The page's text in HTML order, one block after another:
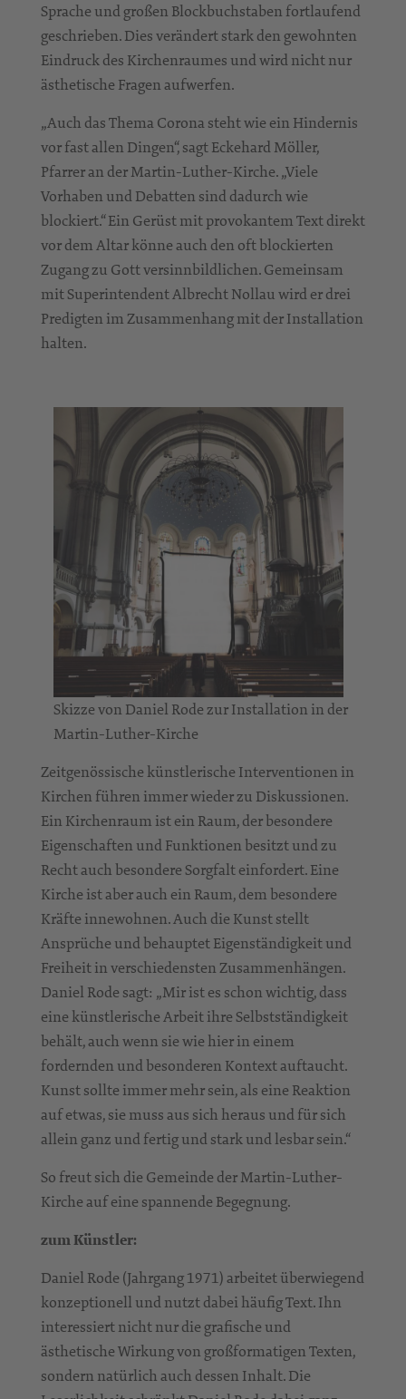
Sprache und großen Blockbuchstaben fortlaufend
geschrieben. Dies verändert stark den gewohnten
Eindruck des Kirchenraumes und wird nicht nur
ästhetische Fragen aufwerfen.
„Auch das Thema Corona steht wie ein Hindernis
vor fast allen Dingen“, sagt Eckehard Möller,
Pfarrer an der Martin-Luther-Kirche. „Viele
Vorhaben und Debatten sind dadurch wie
blockiert.“ Ein Gerüst mit provokantem Text direkt
vor dem Altar könne auch den oft blockierten
Zugang zu Gott versinnbildlichen. Gemeinsam
mit Superintendent Albrecht Nollau wird er drei
Predigten im Zusammenhang mit der Installation
halten.
Skizze von Daniel Rode zur Installation in der
Martin-Luther-Kirche
Zeitgenössische künstlerische Interventionen in
Kirchen führen immer wieder zu Diskussionen.
Ein Kirchenraum ist ein Raum, der besondere
Eigenschaften und Funktionen besitzt und zu
Recht auch besondere Sorgfalt einfordert. Eine
Kirche ist aber auch ein Raum, dem besondere
Kräfte innewohnen. Auch die Kunst stellt
Ansprüche und behauptet Eigenständigkeit und
Freiheit in verschiedensten Zusammenhängen.
Daniel Rode sagt: „Mir ist es schon wichtig, dass
eine künstlerische Arbeit ihre Selbstständigkeit
behält, auch wenn sie wie hier in einem
fordernden und besonderen Kontext auftaucht.
Kunst sollte immer mehr sein, als eine Reaktion
auf etwas, sie muss aus sich heraus und für sich
allein ganz und fertig und stark und lesbar sein.“
So freut sich die Gemeinde der Martin-Luther-
Kirche auf eine spannende Begegnung.
zum Künstler:
Daniel Rode (Jahrgang 1971) arbeitet überwiegend
konzeptionell und nutzt dabei häufig Text. Ihn
interessiert nicht nur die grafische und
ästhetische Wirkung von großformatigen Texten,
sondern natürlich auch dessen Inhalt. Die